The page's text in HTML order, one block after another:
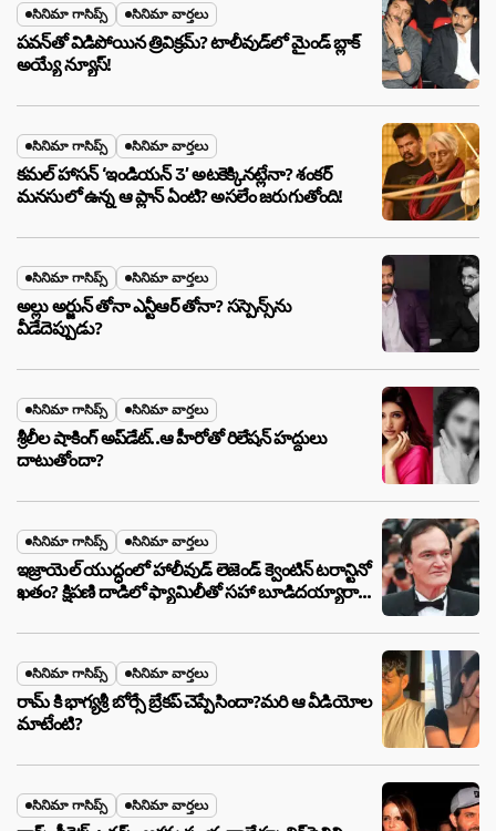
సినిమా గాసిప్స్ సినిమా వార్తలు
పవన్‌తో విడిపోయిన త్రివిక్రమ్? టాలీవుడ్‌లో మైండ్ బ్లాక్
అయ్యే న్యూస్!
సినిమా గాసిప్స్ సినిమా వార్తలు
కమల్ హాసన్ ‘ఇండియన్ 3’ అటకెక్కినట్లేనా? శంకర్
మనసులో ఉన్న ఆ ప్లాన్ ఏంటి? అసలేం జరుగుతోంది!
సినిమా గాసిప్స్ సినిమా వార్తలు
అల్లు అర్జున్ తోనా ఎన్టీఆర్ తోనా? సస్పెన్స్‌ను
వీడేదెప్పుడు?
సినిమా గాసిప్స్ సినిమా వార్తలు
శ్రీలీల షాకింగ్ అప్‌డేట్..ఆ హీరోతో రిలేషన్ హద్దులు
దాటుతోందా?
సినిమా గాసిప్స్ సినిమా వార్తలు
ఇజ్రాయెల్ యుద్ధంలో హాలీవుడ్ లెజెండ్ క్వెంటిన్ టరాన్టినో
ఖతం? క్షిపణి దాడిలో ఫ్యామిలీతో సహా బూడిదయ్యారా?
సినిమా గాసిప్స్ సినిమా వార్తలు
రామ్ కి భాగ్యశ్రీ బోర్సే బ్రేకప్ చెప్పేసిందా?మరి ఆ వీడియోల
మాటేంటి?
సినిమా గాసిప్స్ సినిమా వార్తలు